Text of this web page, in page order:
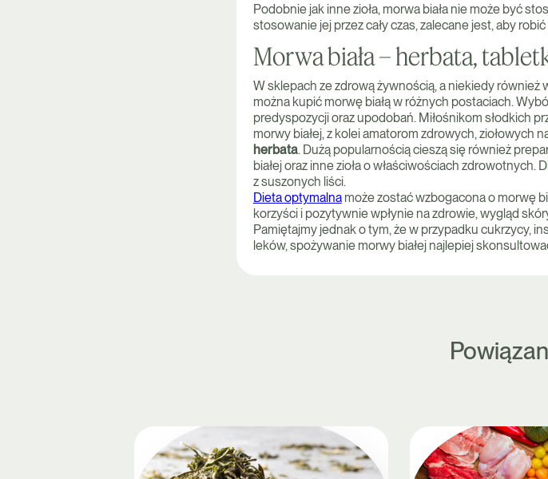
Podobnie jak inne zioła, morwa biała nie może być
stosowanie jej przez cały czas, zalecane jest, aby
Morwa biała – herbata,
W sklepach ze zdrową żywnością, a niekiedy również
można kupić morwę białą w różnych postaciach.
predyspozycji oraz upodobań. Miłośnikom słodkich
morwy białej, z kolei amatorom zdrowych, ziołowych
herbata. Dużą popularnością cieszą się również
białej oraz inne zioła o właściwościach
z suszonych liści.
Dieta optymalnamoże zostać wzbogacona o morwę
korzyści i pozytywnie wpłynie na zdrowie, wygląd
Pamiętajmy jednak o tym, że w przypadku cukrzycy,
leków, spożywanie morwy białej najlepiej